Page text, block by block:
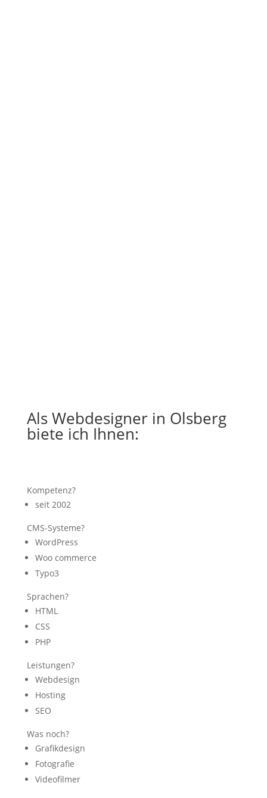
Als Webdesigner in Olsberg
biete ich Ihnen:
Kompetenz?
seit 2002
CMS-Systeme?
WordPress
Woo commerce
Typo3
Sprachen?
HTML
CSS
PHP
Leistungen?
Webdesign
Hosting
SEO
Was noch?
Grafikdesign
Fotografie
Videofilmer